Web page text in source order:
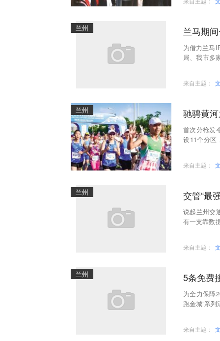
兰州 兰马期
为借力兰马
局、我市多
来自主题：
兰州 驰骋黄
首次分枪发
设11个分区
来自主题：
兰州 交管“最
说起兰州交
有一支靠数
来自主题：
兰州 5条免费
为全力保障
跑金城”系
来自主题：